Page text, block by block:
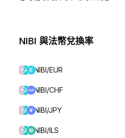
NIBI 與法幣兌換率
NIBI/EUR
NIBI/CHF
NIBI/JPY
NIBI/ILS